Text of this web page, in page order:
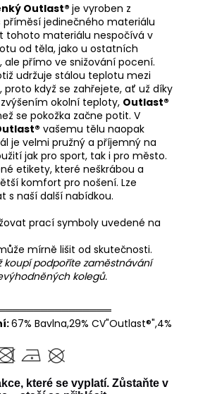
Outlast® je vyroben z
jedinečného materiálu
tohoto materiálu nespočívá v
od těla, jako u ostatních
přímo ve snižování pocení.
udržuje stálou teplotu mezi
proto když se zahřejete, ať už díky
okolní teploty, Outlast®
se pokožka začne potit. V
vašemu tělu naopak
je velmi pružný a příjemný na
jak pro sport, tak i pro město.
etikety, které neškrábou a
komfort pro nošení. Lze
s naší další nabídkou.
prací symboly uvedené na
mírně lišit od skutečnosti.
koupí podpoříte zaměstnávání
kolegů.
67% Bavlna,29% CV"Outlast®",4%
které se vyplatí. Zůstaňte v